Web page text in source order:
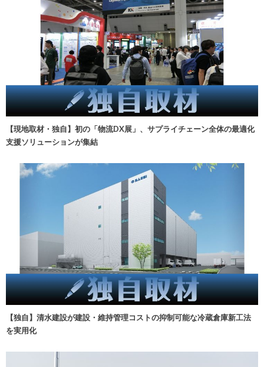
【現地取材・独自】初の「物流DX展」、サプライチェーン全体の最適化
支援ソリューションが集結
【独自】清水建設が建設・維持管理コストの抑制可能な冷蔵倉庫新工法
を実用化